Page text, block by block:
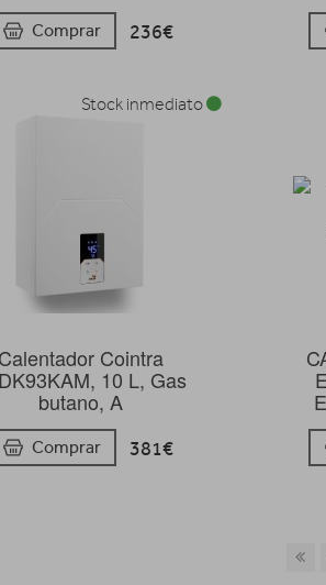
Comprar 236€
Cointra
10 L, Gas
butano, A
Comprar 381€
Stock inmediato